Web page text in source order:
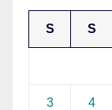
S S
3 4